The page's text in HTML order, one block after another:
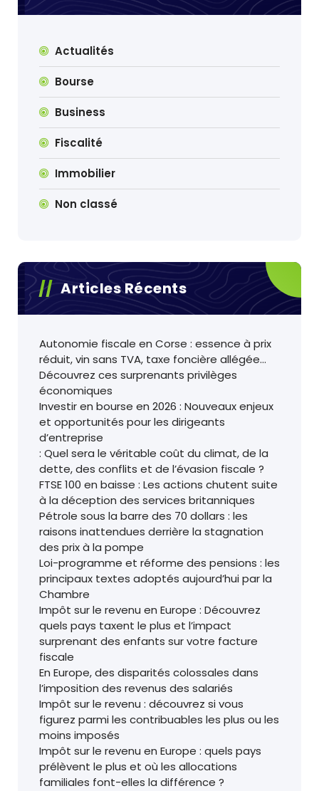
Actualités
Bourse
Business
Fiscalité
Immobilier
Non classé
Articles Récents
Autonomie fiscale en Corse : essence à prix
réduit, vin sans TVA, taxe foncière allégée…
Découvrez ces surprenants privilèges
économiques
Investir en bourse en 2026 : Nouveaux enjeux
et opportunités pour les dirigeants
d’entreprise
: Quel sera le véritable coût du climat, de la
dette, des conflits et de l’évasion fiscale ?
FTSE 100 en baisse : Les actions chutent suite
à la déception des services britanniques
Pétrole sous la barre des 70 dollars : les
raisons inattendues derrière la stagnation
des prix à la pompe
Loi-programme et réforme des pensions : les
principaux textes adoptés aujourd’hui par la
Chambre
Impôt sur le revenu en Europe : Découvrez
quels pays taxent le plus et l’impact
surprenant des enfants sur votre facture
fiscale
En Europe, des disparités colossales dans
l’imposition des revenus des salariés
Impôt sur le revenu : découvrez si vous
figurez parmi les contribuables les plus ou les
moins imposés
Impôt sur le revenu en Europe : quels pays
prélèvent le plus et où les allocations
familiales font-elles la différence ?